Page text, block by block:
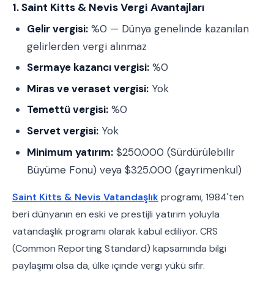
1. Saint Kitts & Nevis Vergi Avantajları
Gelir vergisi: %0 — Dünya genelinde kazanılan
gelirlerden vergi alınmaz
Sermaye kazancı vergisi: %0
Miras ve veraset vergisi: Yok
Temettü vergisi: %0
Servet vergisi: Yok
Minimum yatırım: $250.000 (Sürdürülebilir
Büyüme Fonu) veya $325.000 (gayrimenkul)
Saint Kitts & Nevis Vatandaşlıkprogramı, 1984'ten
beri dünyanın en eski ve prestijli yatırım yoluyla
vatandaşlık programı olarak kabul ediliyor. CRS
(Common Reporting Standard) kapsamında bilgi
paylaşımı olsa da, ülke içinde vergi yükü sıfır.